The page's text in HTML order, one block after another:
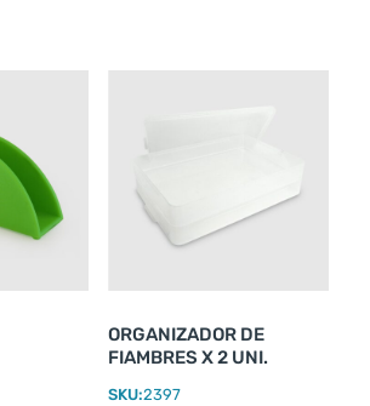
ORGANIZADOR DE
FIAMBRES X 2 UNI.
SKU:2397